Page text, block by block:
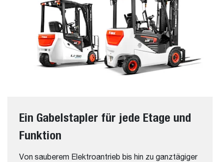
Ein Gabelstapler für jede Etage und
Funktion
Von sauberem Elektroantrieb bis hin zu ganztägiger